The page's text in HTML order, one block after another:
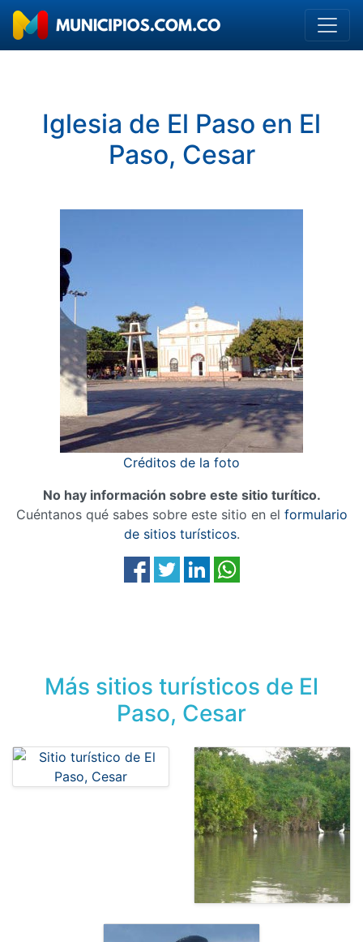
Iglesia de El Paso en El
Paso, Cesar
Créditos de la foto
No hay información sobre este sitio turítico.
Cuéntanos qué sabes sobre este sitio en el formulario
de sitios turísticos.
Más sitios turísticos de El
Paso, Cesar